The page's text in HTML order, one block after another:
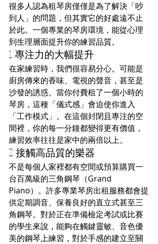
很多人認為租琴房僅僅是為了解決「吵
到人」的問題，但其實它的好處遠不止
於此。一個專業的琴房環境，能從心理
到生理層面提升你的練習品質。
1. 專注力的大幅提升
在家練習時，我們很容易分心。可能是
廚房傳來的香味、電視的聲音，甚至是
沙發的誘惑。當你付費租了一個小時的
琴房，這種「儀式感」會迫使你進入
「工作模式」。在這個封閉且專注的空
間裡，你的每一分鐘都變得更有價值，
練習效率往往是家中的兩倍以上。
2. 接觸高品質的樂器
不是每個人家裡都有空間或預算購買一
台百萬級的三角鋼琴（Grand
Piano）。許多專業琴房出租服務都會提
供定期調音、保養良好的直立式甚至三
角鋼琴。對於正在準備檢定考試或比賽
的學生來說，能夠在觸鍵靈敏、音色優
美的鋼琴上練習，對於手感的建立至關